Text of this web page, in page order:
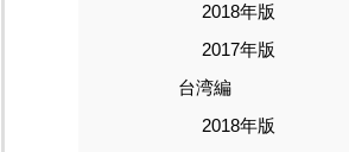
2018年版
2017年版
台湾編
2018年版